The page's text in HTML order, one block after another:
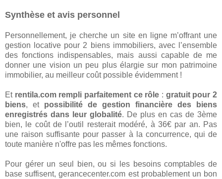
Synthèse et avis personnel
Personnellement, je cherche un site en ligne m’offrant une
gestion locative pour 2 biens immobiliers, avec l’ensemble
des fonctions indispensables, mais aussi capable de me
donner une vision un peu plus élargie sur mon patrimoine
immobilier, au meilleur coût possible évidemment !
Et rentila.com rempli parfaitement ce rôle : gratuit pour 2
biens, et possibilité de gestion financière des biens
enregistrés dans leur globalité. De plus en cas de 3ème
bien, le coût de l’outil resterait modéré, à 36€ par an. Pas
une raison suffisante pour passer à la concurrence, qui de
toute manière n'offre pas les mêmes fonctions.
Pour gérer un seul bien, ou si les besoins comptables de
base suffisent, gerancecenter.com est probablement un bon